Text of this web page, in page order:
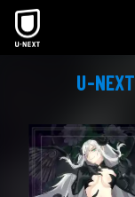
本文へスキップ
U-NEXT